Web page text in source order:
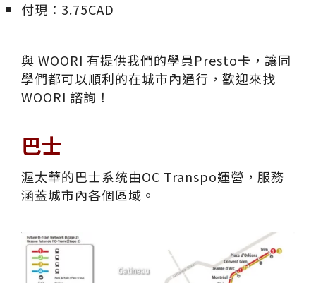
付現：3.75CAD
與 WOORI 有提供我們的學員Presto卡，讓同
學們都可以順利的在城市內通行，歡迎來找
WOORI 諮詢！
巴士
渥太華的巴士系统由OC Transpo運營，服務
涵蓋城市內各個區域。